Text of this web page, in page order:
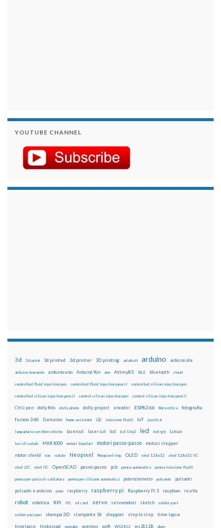
YOUTUBE CHANNEL
3d 3d print 3d printed 3d printer 3D printing adafruit arduino arduino ide
arduino leonardo arduino uno Arduino Yún arm Attiny85 BLE bluetooth cloud
controlled fluid injection pen controlled fluid injection pencil controlled silicon injection pen
controlled silicon injection pencil control silicon injection pen control silicon injection pencil
CtrlJ pen dolly foto dolly photo dolly project encoder ESP8266 fibra ottica fotografia
fusion 360 Genuino home assistant i2c iniezione fluidi IoT joystick
lampadario con fibre ottiche lasercut laser cut lcd lcd 16x2 led led rgb Linux
luci di natale MKR1000 motori bipolari motori passo-passo motori stepper
motor shield nas natale Neopixel Neopixel ring OLED oled 128x32 oled 128x32 IIC
oled i2C oled IIC OpenSCAD passo-passo pcb penna automatica penna iniezione fluidi
penna per pasta di saldatura penna per silicone automatica potenziometro pulsante pulsanti
pulsanti e arduino pwm raspberry raspberry pi Raspberry Pi 3 raspbian ricetta
robot robotica RPi rtc sd card servo servomotori sketch solder past
solder past pen stampa 3D stampante 3d stepper step to step time-lapse
timelapse tinkercad wemake wemos wifi WS2812 ws2812B xbee